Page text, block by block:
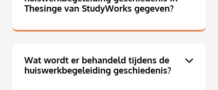
Thesinge van StudyWorks gegeven?
Wat wordt er behandeld tijdens de
huiswerkbegeleiding geschiedenis?